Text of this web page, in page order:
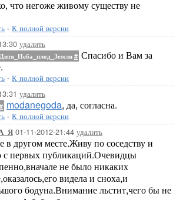
что негоже живому существу не
- К полной версии
удалить
# Спасибо и Вам за
- К полной версии
удалить
# modanegoda, да, согласна.
- К полной версии
01-11-2012-21:44 удалить
в другом месте.Живу по соседству и
с первых публикаций.Очевидцы
не было никаких
видела и сноха,и
бодуна.Внимание льстит,чего бы не